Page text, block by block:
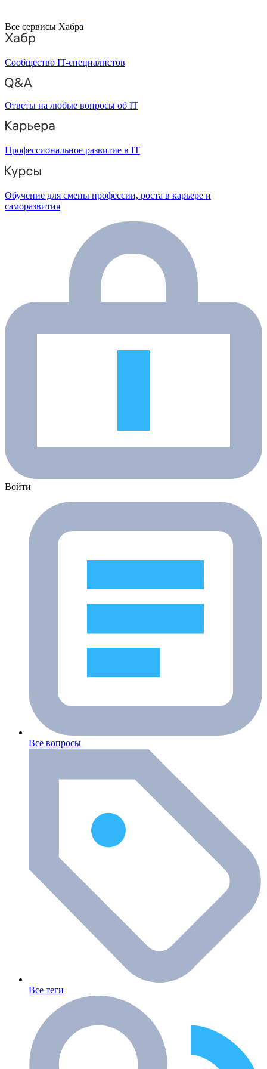
Все сервисы Хабра
Сообщество IT-специалистов
Ответы на любые вопросы об IT
Профессиональное развитие в IT
Обучение для смены профессии, роста в карьере и
саморазвития
Войти
Все вопросы
Все теги